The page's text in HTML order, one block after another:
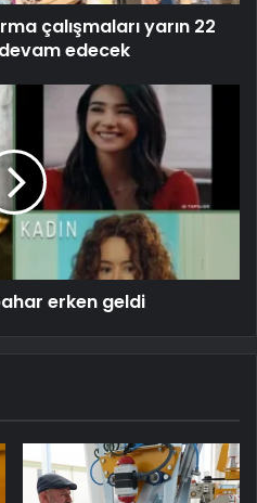
çalışmaları yarın 22
edecek
erken geldi